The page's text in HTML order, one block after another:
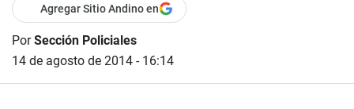
Agregar Sitio Andino en
PorSección Policiales
14 de agosto de 2014 - 16:14